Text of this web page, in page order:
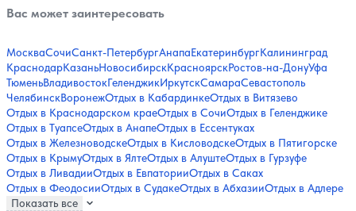
Вас может заинтересовать
МоскваСочиСанкт-ПетербургАнапаЕкатеринбургКалининград
КраснодарКазаньНовосибирскКрасноярскРостов-на-ДонуУфа
ТюменьВладивостокГеленджикИркутскСамараСевастополь
ЧелябинскВоронежОтдых в КабардинкеОтдых в Витязево
Отдых в Краснодарском краеОтдых в СочиОтдых в Геленджике
Отдых в ТуапсеОтдых в АнапеОтдых в Ессентуках
Отдых в ЖелезноводскеОтдых в КисловодскеОтдых в Пятигорске
Отдых в КрымуОтдых в ЯлтеОтдых в АлуштеОтдых в Гурзуфе
Отдых в ЛивадииОтдых в ЕвпаторииОтдых в Саках
Отдых в ФеодосииОтдых в СудакеОтдых в АбхазииОтдых в Адлере
Показать все